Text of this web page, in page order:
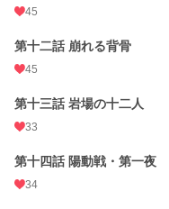
45
第十二話 崩れる背骨
45
第十三話 岩場の十二人
33
第十四話 陽動戦・第一夜
34